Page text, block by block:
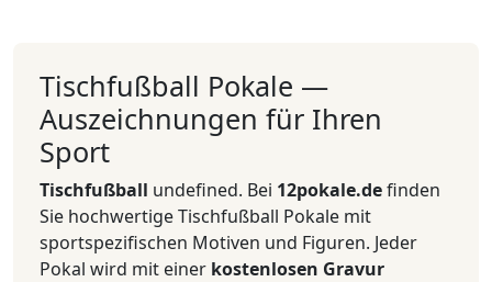
Tischfußball Pokale —
Auszeichnungen für Ihren
Sport
Tischfußball undefined. Bei 12pokale.definden
Sie hochwertige Tischfußball Pokale mit
sportspezifischen Motiven und Figuren. Jeder
Pokal wird mit einer kostenlosen Gravur